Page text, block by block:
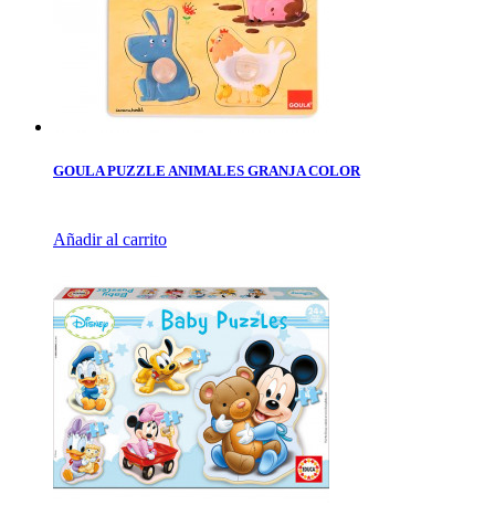
GOULA PUZZLE ANIMALES GRANJA COLOR
Añadir al carrito